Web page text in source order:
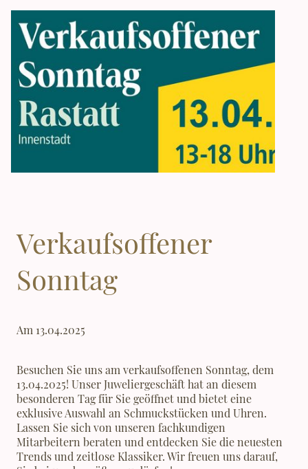
Verkaufsoffener
Sonntag
Am 13.04.2025
Besuchen Sie uns am verkaufsoffenen Sonntag, dem
13.04.2025! Unser Juweliergeschäft hat an diesem
besonderen Tag für Sie geöffnet und bietet eine
exklusive Auswahl an Schmuckstücken und Uhren.
Lassen Sie sich von unseren fachkundigen
Mitarbeitern beraten und entdecken Sie die neuesten
Trends und zeitlose Klassiker. Wir freuen uns darauf,